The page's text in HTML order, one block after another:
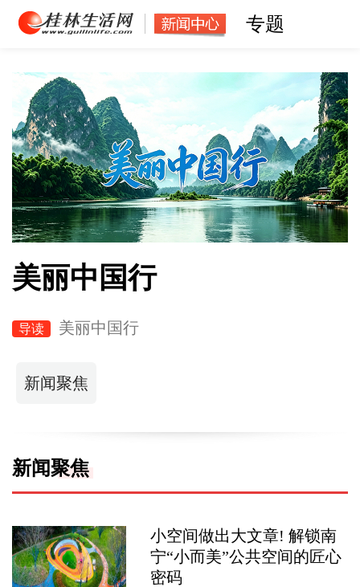
专题
美丽中国行
导读 美丽中国行
新闻聚焦
新闻聚焦
小空间做出大文章! 解锁南
宁“小而美”公共空间的匠心
密码